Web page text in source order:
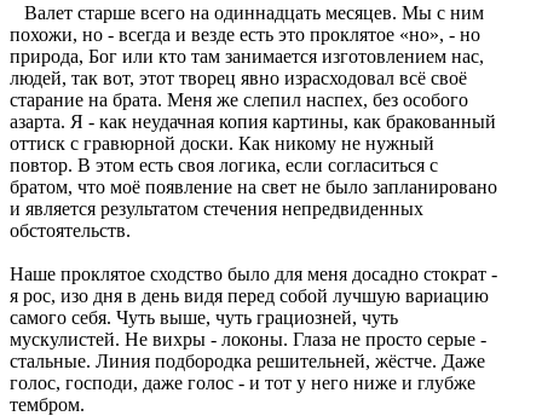
Валет старше всего на одиннадцать месяцев. Мы с ним
похожи, но - всегда и везде есть это проклятое «но», - но
природа, Бог или кто там занимается изготовлением нас,
людей, так вот, этот творец явно израсходовал всё своё
старание на брата. Меня же слепил наспех, без особого
азарта. Я - как неудачная копия картины, как бракованный
оттиск с гравюрной доски. Как никому не нужный
повтор. В этом есть своя логика, если согласиться с
братом, что моё появление на свет не было запланировано
и является результатом стечения непредвиденных
обстоятельств.
Наше проклятое сходство было для меня досадно стократ -
я рос, изо дня в день видя перед собой лучшую вариацию
самого себя. Чуть выше, чуть грациозней, чуть
мускулистей. Не вихры - локоны. Глаза не просто серые -
стальные. Линия подбородка решительней, жёстче. Даже
голос, господи, даже голос - и тот у него ниже и глубже
тембром.